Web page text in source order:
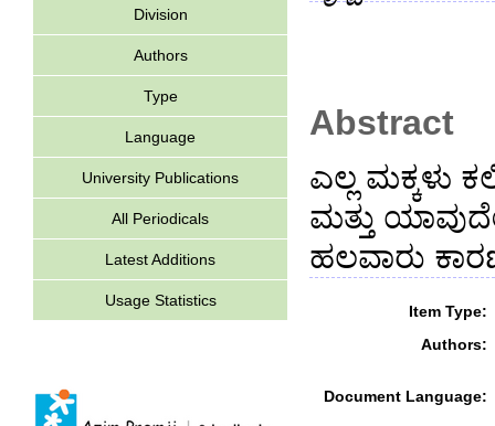
Division
Authors
Type
Language
University Publications
All Periodicals
Latest Additions
Usage Statistics
Abstract
ಎಲ್ಲ ಮಕ್ಕಳು
ಮತ್ತು
ಹಲವಾರು
Item Type:
Authors:
Document Language: